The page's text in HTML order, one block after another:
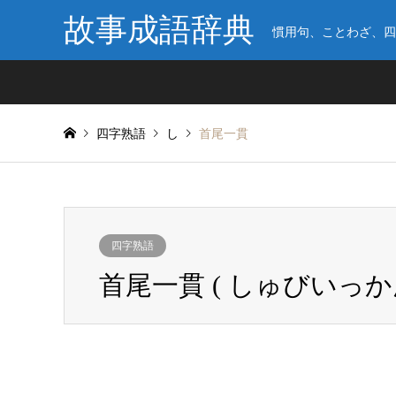
故事成語辞典 慣用句、ことわざ、
四字熟語 し 首尾一貫
四字熟語
首尾一貫 ( しゅびいっ